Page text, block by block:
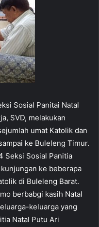
Sosial Panitai Natal
SVD, melakukan
umat Katolik dan
ke Buleleng Timur.
Seksi Sosial Panitia
ke beberapa
di Buleleng Barat.
berbabgi kasih Natal
keluarga yang
Natal Putu Ari